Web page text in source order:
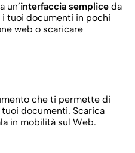
un’interfaccia semplice da
tuoi documenti in pochi
web o scaricare
che ti permette di
documenti. Scarica
in mobilità sul Web.